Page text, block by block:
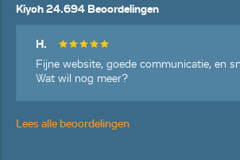
Kiyoh 24.694 Beoordelingen
H.
Fijne website, goede communicatie, en
Wat wil nog meer?
Lees alle beoordelingen